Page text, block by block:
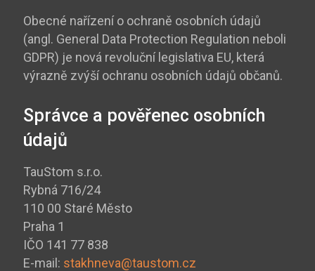
Obecné nařízení o ochraně osobních údajů
(angl. General Data Protection Regulation neboli
GDPR) je nová revoluční legislativa EU, která
výrazně zvýší ochranu osobních údajů občanů.
Správce a pověřenec osobních
údajů
TauStom s.r.o.
Rybná 716/24
110 00 Staré Město
Praha 1
IČO 141 77 838
E-mail: stakhneva@taustom.cz